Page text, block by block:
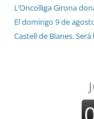
L’Oncolliga Girona
El domingo 9 de
Castell de Blanes.